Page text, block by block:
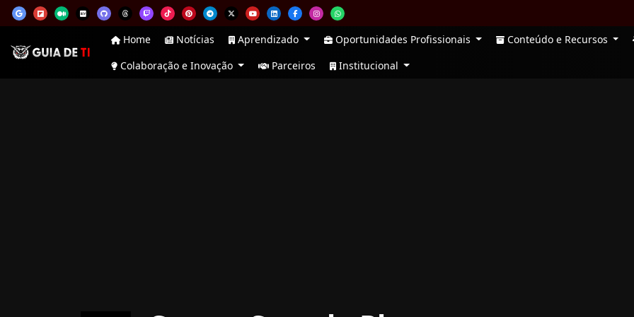
Home Notícias Aprendizado Oportunidades Profissionais
Conteúdo e Recursos
Colaboração e Inovação
Parceiros Institucional